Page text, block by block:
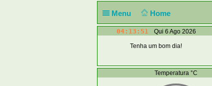
Menu Home
04:13:51 Qui 6 Ago 2026
Tenha um bom dia!
Temperatura °C